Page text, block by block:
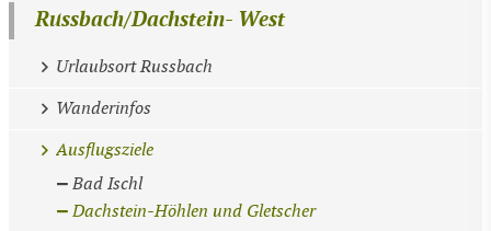
Russbach/Dachstein- West
Urlaubsort Russbach
Wanderinfos
Ausflugsziele
Bad Ischl
Dachstein-Höhlen und Gletscher